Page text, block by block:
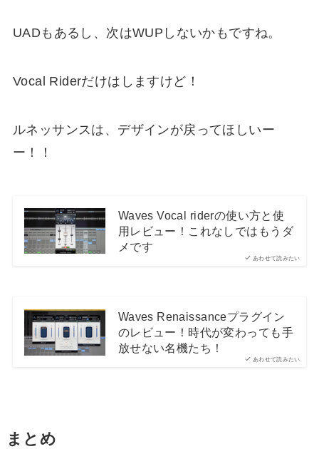
UADもあるし、次はWUPしないかもですね。
Vocal Riderだけはしますけど！
ルネッサンスは、デザインが戻ってほしいー
ー！！
あわせて読みたい
Waves Vocal riderの使い方と使
用レビュー！これなしではもうダ
メです
あわせて読みたい
Waves Renaissanceプラグイン
のレビュー！時代が変わっても手
放せない名機たち！
まとめ